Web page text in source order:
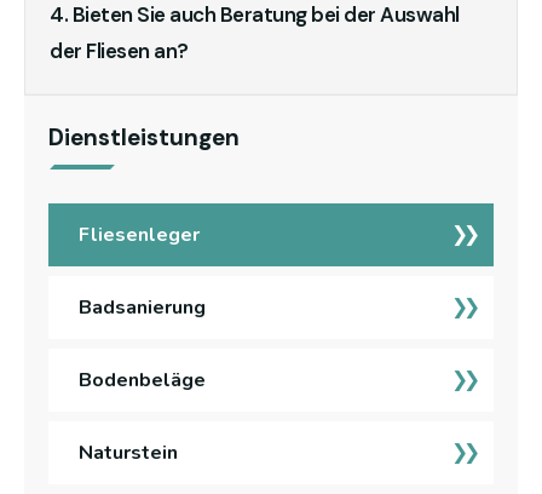
Dienstleistungen
Fliesenleger
Badsanierung
Bodenbeläge
Naturstein
4. Bieten Sie auch Beratung bei der Auswahl
der Fliesen an?